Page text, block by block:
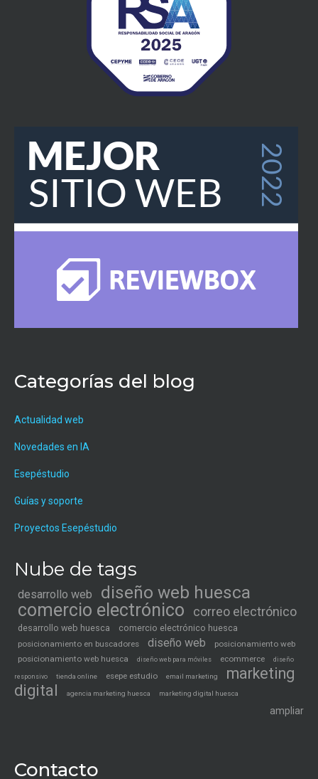
Categorías del blog
Actualidad web
Novedades en IA
Esepéstudio
Guías y soporte
Proyectos Esepéstudio
Nube de tags
desarrollo web
diseño web huesca
comercio electrónico
correo electrónico
desarrollo web huesca comercio electrónico huesca
posicionamiento en buscadores diseño web
posicionamiento web
posicionamiento web huesca
diseño web para móviles ecommerce diseño
responsivo tienda online esepe estudio email marketing
marketing
digital
agencia marketing huesca marketing digital huesca
ampliar
Contacto